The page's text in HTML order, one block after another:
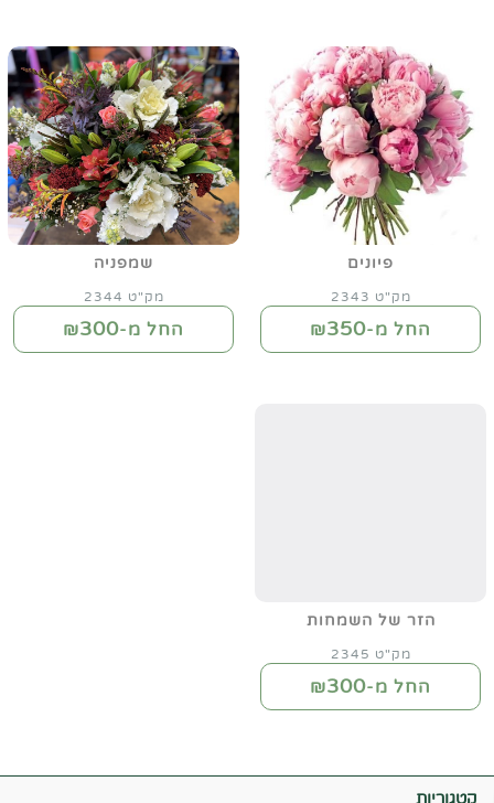
פיונים
מק"ט 2343
החל מ-₪350
שמפניה
מק"ט 2344
החל מ-₪300
הזר של השמחות
מק"ט 2345
החל מ-₪300
קטגוריות